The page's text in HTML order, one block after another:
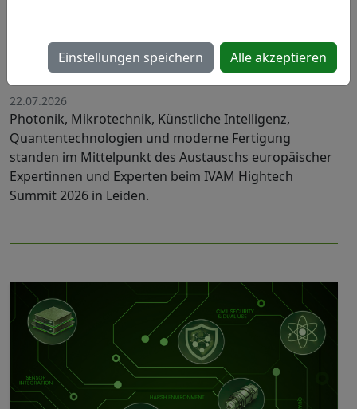
Engineering our Future: Europas
Hightech-Community setzt Impulse
für die Life Science-Industrie
22.07.2026
Photonik, Mikrotechnik, Künstliche Intelligenz,
Quantentechnologien und moderne Fertigung
standen im Mittelpunkt des Austauschs europäischer
Expertinnen und Experten beim IVAM Hightech
Summit 2026 in Leiden.
Einstellungen speichern Alle akzeptieren